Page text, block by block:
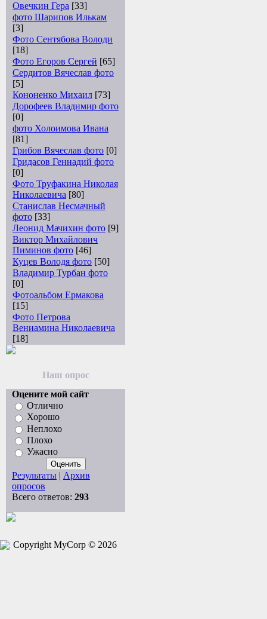
Овечкин Гера [33]
фото Шарипов Илькам
[3]
Фото Сентябова Володи
[18]
Фото Егоров Сергей [65]
Сердитов Вячеслав фото
[5]
Кононенко Михаил [73]
Дорофеев Владимир фото
[0]
фото Холоимова Ивана
[81]
Грибов Вячеслав фото [0]
Гридасов Геннадий фото
[0]
Фото Труфакина Николая
Николаевича [80]
Станислав Несмачный
фото [33]
Леонид Мачихин фото [9]
Виктор Михайлович
Пиминов фото [46]
Куцев Володя фото [50]
Владимир Турбан фото
[0]
Фотоальбом Ермакова
[15]
Фото Петрова
Вениамина Николаевича
[18]
Наш опрос
Оцените мой сайт
Отлично
Хорошо
Неплохо
Плохо
Ужасно
Результаты | Архив
опросов
Всего ответов: 293
Copyright MyCorp © 2026